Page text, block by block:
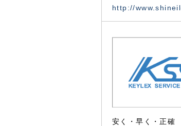
http://
安く・早く・正確